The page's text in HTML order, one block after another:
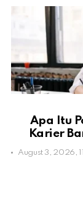
Apa Itu
Karier
August 3, 2026,